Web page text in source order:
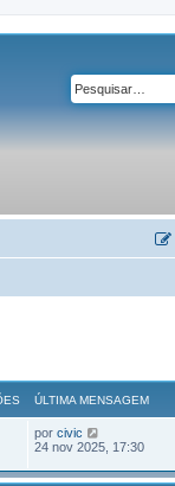
ÚLTIMA MENSAGEM
por civic
24 nov 2025, 17:30